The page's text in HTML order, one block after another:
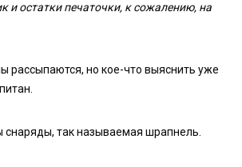
и остатки печаточки, к сожалению, на
рассыпаются, но кое-что выяснить уже
так называемая шрапнель.